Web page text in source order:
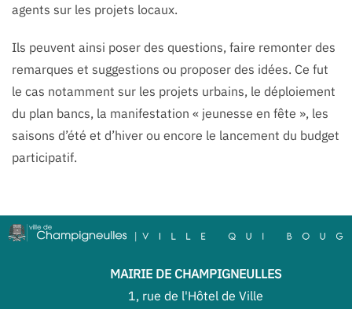
agents sur les projets locaux.
Ils peuvent ainsi poser des questions, faire remonter des
remarques et suggestions ou proposer des idées. Ce fut
le cas notamment sur les projets urbains, le déploiement
du plan bancs, la manifestation « jeunesse en fête », les
saisons d’été et d’hiver ou encore le lancement du budget
participatif.
MAIRIE DE CHAMPIGNEULLES
1, rue de l'Hôtel de Ville